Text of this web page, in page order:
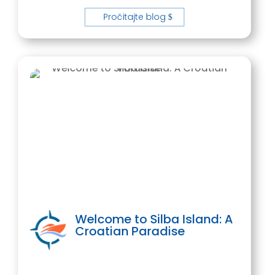
Pročitajte blog
Welcome to Silba Island: A
Croatian Paradise